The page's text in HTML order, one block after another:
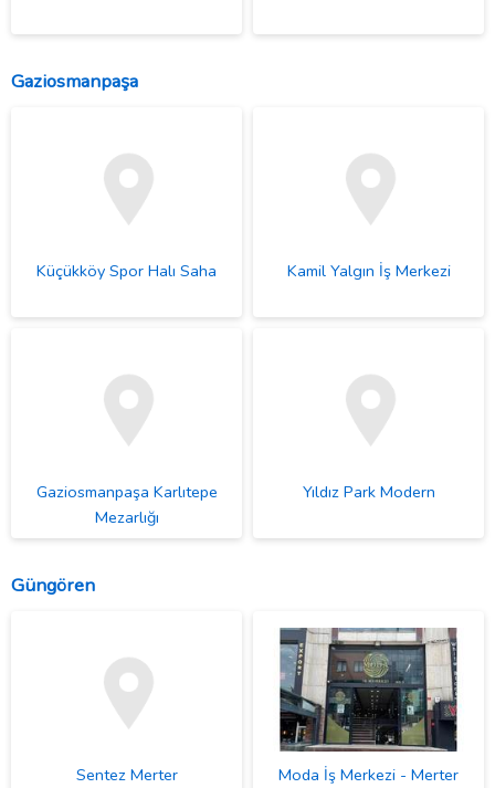
Gaziosmanpaşa
Küçükköy Spor Halı Saha Kamil Yalgın İş Merkezi
Gaziosmanpaşa Karlıtepe
Mezarlığı
Yıldız Park Modern
Güngören
Sentez Merter Moda İş Merkezi - Merter